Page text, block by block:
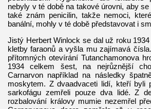
nebyly v té době na takové úrovni, aby
také znám penicilin, takže nemoci,
banální, mohly v té době představovat i
Jistý Herbert Winlock se dal už roku
kletby faraonů a vyšla mu zajímavá
přítomných otevírání Tutanchamonova
1934 celkem šest, na nejrůznější
Carnarvon například na následky
moskytem. Z dvaadvaceti lidí, kteří byli
sarkofágu zemřeli pouze dva lidé. Z
rozbalování královy mumie nezemřel